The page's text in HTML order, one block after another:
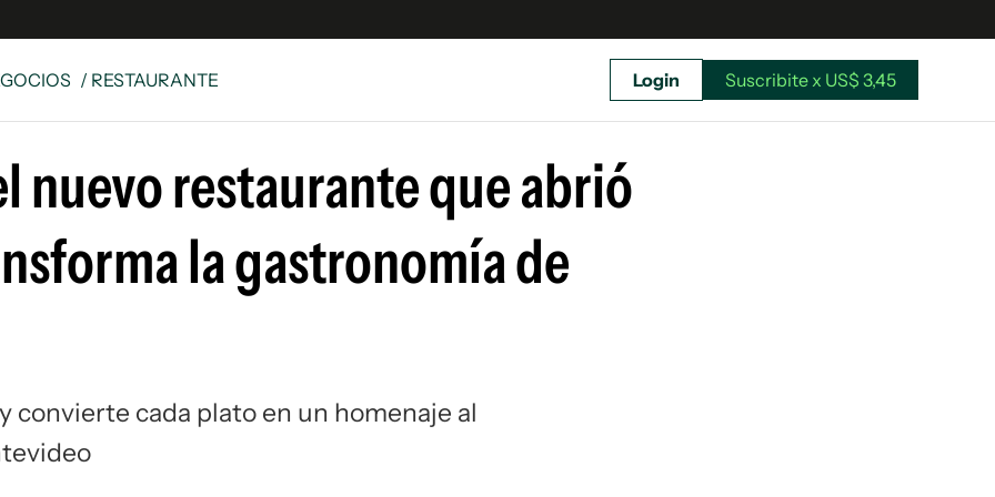
y Legales
especiales
Unidos
/ RESTAURANTE Login Suscribite x US$ 3,45
nuevo restaurante que abrió
la gastronomía de
convierte cada plato en un homenaje al